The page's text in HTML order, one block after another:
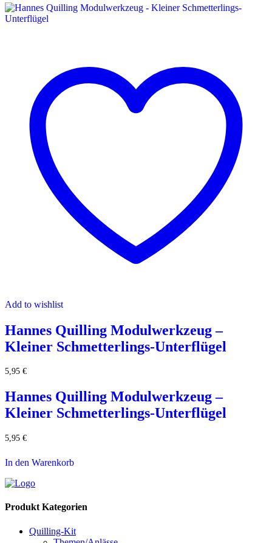
Add to wishlist
Hannes Quilling Modulwerkzeug –
Kleiner Schmetterlings-Unterflügel
5,95 €
Hannes Quilling Modulwerkzeug –
Kleiner Schmetterlings-Unterflügel
5,95 €
In den Warenkorb
Produkt Kategorien
Quilling-Kit